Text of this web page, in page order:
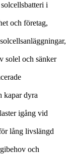
i
och företag,
solel och sänker
kapar dyra
igång vid
lång livslängd
och